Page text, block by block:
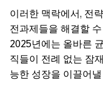
이러한 맥락에서, 전
전과제들을 해결할
2025년에는 올바른
직들이 전례 없는 잠
능한 성장을 이끌어